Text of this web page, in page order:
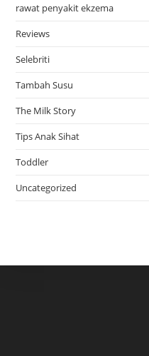
rawat penyakit ekzema
Reviews
Selebriti
Tambah Susu
The Milk Story
Tips Anak Sihat
Toddler
Uncategorized